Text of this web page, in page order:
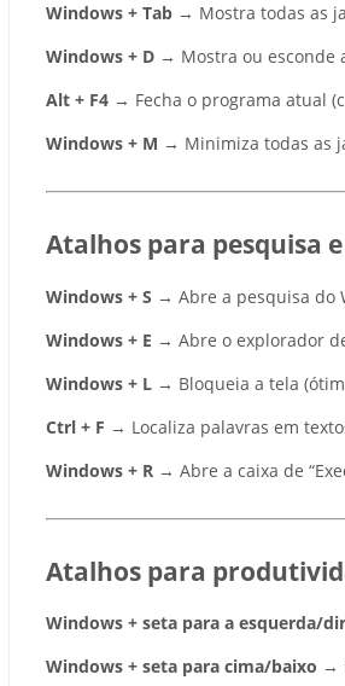
Windows + Tab → Mostra todas as
Windows + D → Mostra ou esconde
Alt + F4 → Fecha o programa atual
Windows + M → Minimiza todas as
Atalhos para pesquisa
Windows + S → Abre a pesquisa do
Windows + E → Abre o explorador
Windows + L → Bloqueia a tela
Ctrl + F → Localiza palavras em
Windows + R → Abre a caixa de
Atalhos para
Windows + seta para a esquerda/
Windows + seta para cima/baixo →